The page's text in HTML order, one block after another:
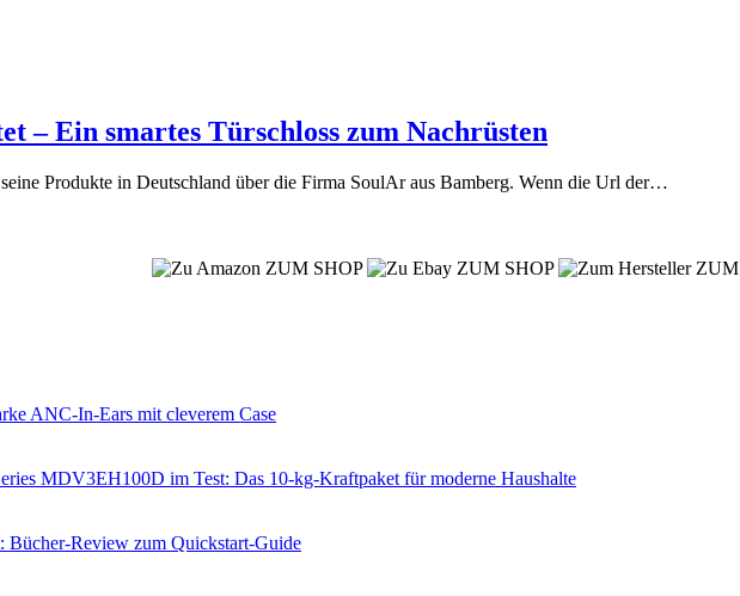
– Ein smartes Türschloss zum Nachrüsten
Produkte in Deutschland über die Firma SoulAr aus Bamberg. Wenn die Url der…
ZUM SHOP ZUM SHOP
ANC-In-Ears mit cleverem Case
MDV3EH100D im Test: Das 10-kg-Kraftpaket für moderne Haushalte
Bücher-Review zum Quickstart-Guide